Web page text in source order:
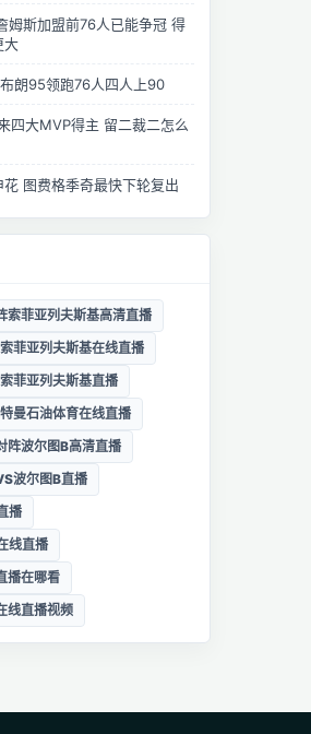
姆斯加盟前76人已能争冠 得
大
朗95领跑76人四人上90
四大MVP得主 留二裁二怎么
图费格季奇最快下轮复出
索菲亚列夫斯基高清直播
菲亚列夫斯基在线直播
菲亚列夫斯基直播
曼石油体育在线直播
阵波尔图B高清直播
波尔图B直播
播
线直播
播在哪看
线直播视频